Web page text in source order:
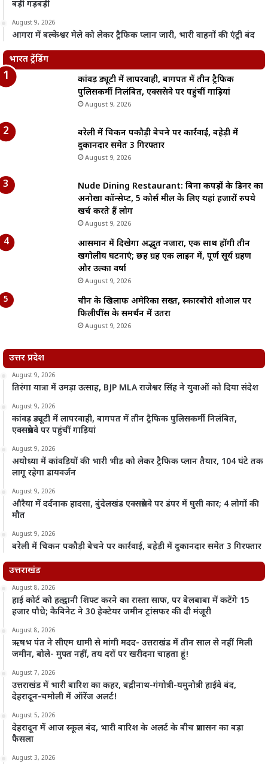
बड़ी गड़बड़ी
August 9, 2026
आगरा में बल्केश्वर मेले को लेकर ट्रैफिक प्लान जारी, भारी वाहनों की एंट्री बंद
भारत ट्रेंडिंग
कांवड़ ड्यूटी में लापरवाही, बागपत में तीन ट्रैफिक
पुलिसकर्मी निलंबित, एक्सप्रेसवे पर पहुंचीं गाड़ियां
August 9, 2026
बरेली में चिकन पकौड़ी बेचने पर कार्रवाई, बहेड़ी में
दुकानदार समेत 3 गिरफ्तार
August 9, 2026
Nude Dining Restaurant: बिना कपड़ों के डिनर का
अनोखा कॉन्सेप्ट, 5 कोर्स मील के लिए यहां हजारों रुपये
खर्च करते हैं लोग
August 9, 2026
आसमान में दिखेगा अद्भुत नजारा, एक साथ होंगी तीन
खगोलीय घटनाएं; छह ग्रह एक लाइन में, पूर्ण सूर्य ग्रहण
और उल्का वर्षा
August 9, 2026
चीन के खिलाफ अमेरिका सख्त, स्कारबोरो शोआल पर
फिलीपींस के समर्थन में उतरा
August 9, 2026
उत्तर प्रदेश
August 9, 2026
तिरंगा यात्रा में उमड़ा उत्साह, BJP MLA राजेश्वर सिंह ने युवाओं को दिया संदेश
August 9, 2026
कांवड़ ड्यूटी में लापरवाही, बागपत में तीन ट्रैफिक पुलिसकर्मी निलंबित,
एक्सप्रेसवे पर पहुंचीं गाड़ियां
August 9, 2026
अयोध्या में कांवड़ियों की भारी भीड़ को लेकर ट्रैफिक प्लान तैयार, 104 घंटे तक
लागू रहेगा डायवर्जन
August 9, 2026
औरैया में दर्दनाक हादसा, बुंदेलखंड एक्सप्रेसवे पर डंपर में घुसी कार; 4 लोगों की
मौत
August 9, 2026
बरेली में चिकन पकौड़ी बेचने पर कार्रवाई, बहेड़ी में दुकानदार समेत 3 गिरफ्तार
उत्तराखंड
August 8, 2026
हाई कोर्ट को हल्द्वानी शिफ्ट करने का रास्ता साफ, पर बेलबाबा में कटेंगे 15
हजार पौधे; कैबिनेट ने 30 हेक्टेयर जमीन ट्रांसफर की दी मंजूरी
August 8, 2026
ऋषभ पंत ने सीएम धामी से मांगी मदद- उत्तराखंड में तीन साल से नहीं मिली
जमीन, बोले- मुफ्त नहीं, तय दरों पर खरीदना चाहता हूं!
August 7, 2026
उत्तराखंड में भारी बारिश का कहर, बद्रीनाथ-गंगोत्री-यमुनोत्री हाईवे बंद,
देहरादून-चमोली में ऑरेंज अलर्ट!
August 5, 2026
देहरादून में आज स्कूल बंद, भारी बारिश के अलर्ट के बीच प्रशासन का बड़ा
फैसला
August 3, 2026